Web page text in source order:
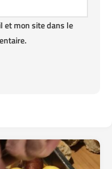
et mon site dans le